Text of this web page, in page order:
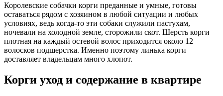
Королевские собачки корги преданные и умные, готовы
оставаться рядом с хозяином в любой ситуации и любых
условиях, ведь когда-то эти собаки служили пастухам,
ночевали на холодной земле, сторожили скот. Шерсть корги
плотная на каждый остевой волос приходится около 12
волосков подшерстка. Именно поэтому линька корги
доставляет владельцам много хлопот.
Корги уход и содержание в квартире